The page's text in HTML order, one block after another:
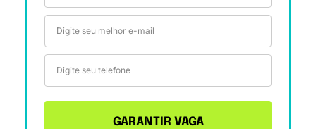
GARANTIR VAGA